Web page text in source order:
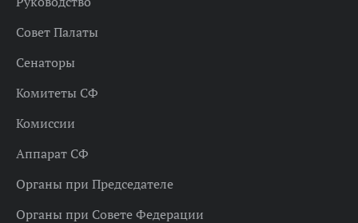
Совет Палаты
Сенаторы
Комитеты СФ
Комиссии
Аппарат СФ
Органы при Председателе
Органы при Совете Федерации